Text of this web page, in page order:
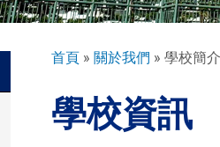
導
連
結
首頁 關於我們 學校簡介
學校資訊